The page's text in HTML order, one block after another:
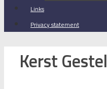
Links
Privacy statement
Kerst Gestel